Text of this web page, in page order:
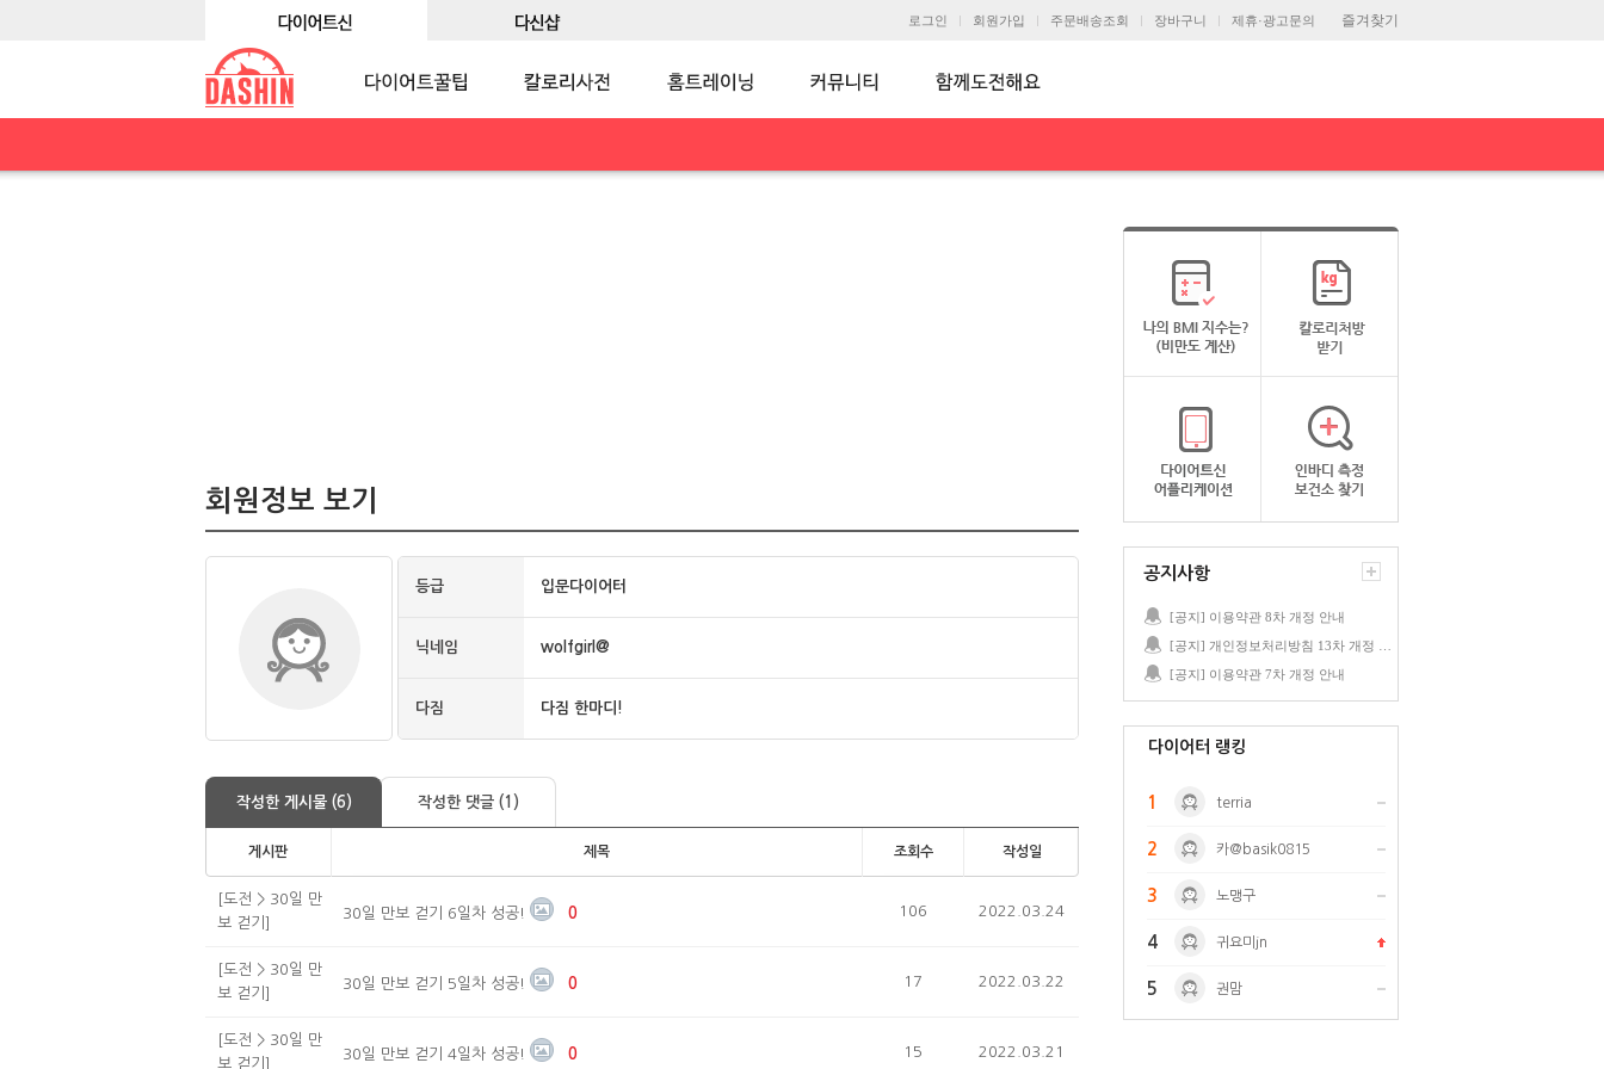
즐겨찾기
로그인 회원가입 주문배송조회 장바구니 제휴·광고문의
회원정보 보기
등급 입문다이어터
닉네임 wolfgirl@
다짐 다짐 한마디!
작성한 게시물 (6) 작성한 댓글 (1)
게시판 제목 조회수 작성일
[도전 > 30일 만
보 걷기]
30일 만보 걷기 6일차 성공! 0 106 2022.03.24
[도전 > 30일 만
보 걷기]
30일 만보 걷기 5일차 성공! 0 17 2022.03.22
[도전 > 30일 만
보 걷기]
30일 만보 걷기 4일차 성공! 0 15 2022.03.21
공지사항
[공지] 이용약관 8차 개정 안내
[공지] 이용약관 7차 개정 안내
다이어터 랭킹
1 terria
2 카@basik0815
3 노맹구
4 귀요미jn
5 권맘